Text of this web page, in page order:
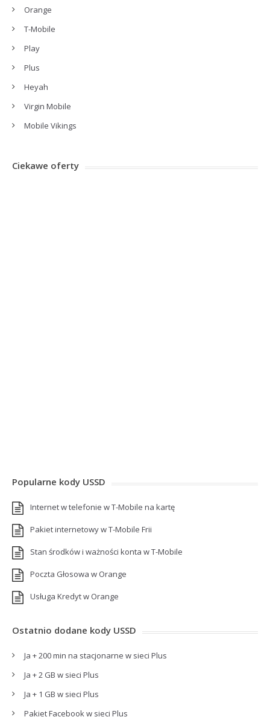
Orange
T-Mobile
Play
Plus
Heyah
Virgin Mobile
Mobile Vikings
Ciekawe oferty
Popularne kody USSD
Internet w telefonie w T-Mobile na kartę
Pakiet internetowy w T-Mobile Frii
Stan środków i ważności konta w T-Mobile
Poczta Głosowa w Orange
Usługa Kredyt w Orange
Ostatnio dodane kody USSD
Ja + 200 min na stacjonarne w sieci Plus
Ja + 2 GB w sieci Plus
Ja + 1 GB w sieci Plus
Pakiet Facebook w sieci Plus